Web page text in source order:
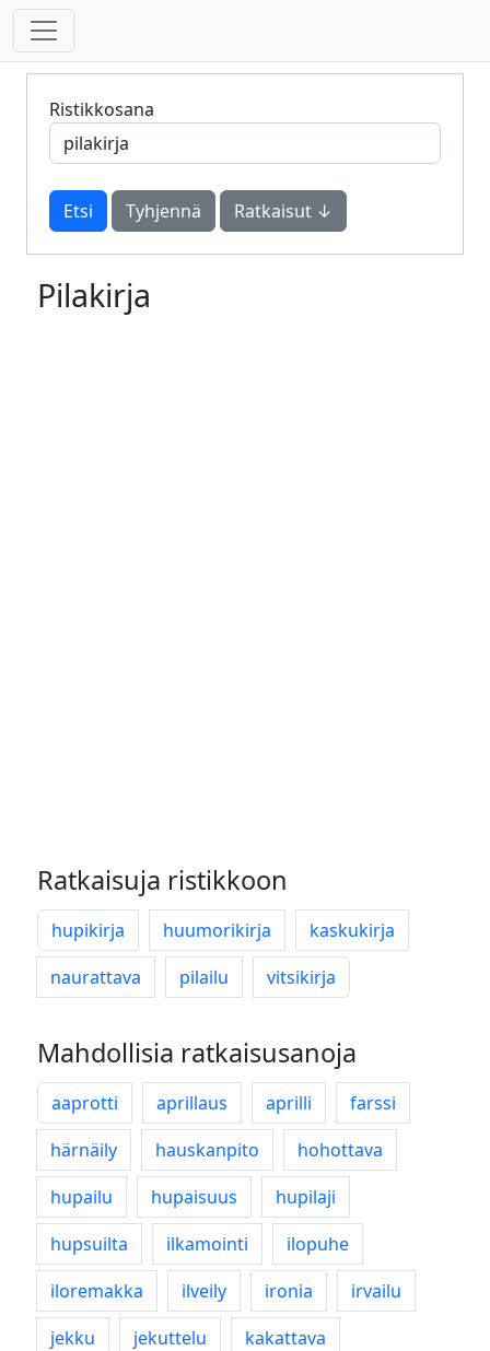
Ristikkosana
Tyhjennä Ratkaisut ↓
Pilakirja
Ratkaisuja ristikkoon
hupikirja huumorikirja
kaskukirja
naurattava
pilailu vitsikirja
Mahdollisia ratkaisusanoja
aaprotti aprillaus aprilli
farssi
härnäily
hauskanpito
hohottava
hupailu
hupaisuus
hupilaji
hupsuilta
ilkamointi
ilopuhe
iloremakka
ilveily ironia
irvailu
jekku
jekuttelu
kakattava